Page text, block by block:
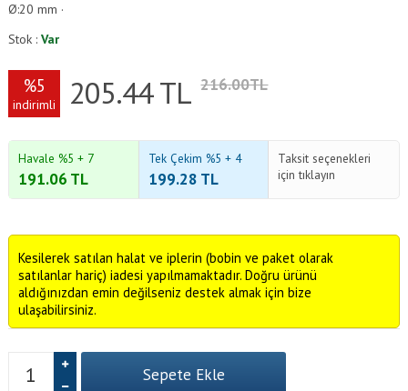
Ø:20 mm ·
Stok :Var
%5
indirimli 205.44TL 216.00TL
Havale %5 + 7
191.06 TL
Tek Çekim %5 + 4
199.28 TL
Taksit seçenekleri
için tıklayın
Kesilerek satılan halat ve iplerin (bobin ve paket olarak
satılanlar hariç) iadesi yapılmamaktadır. Doğru ürünü
aldığınızdan emin değilseniz destek almak için bize
ulaşabilirsiniz.